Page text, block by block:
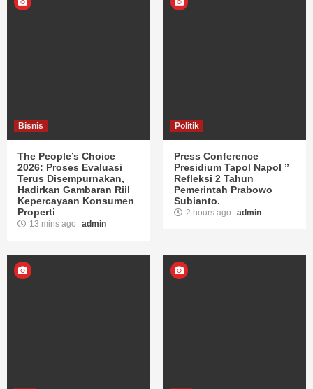
Bisnis
The People’s Choice
2026: Proses Evaluasi
Terus Disempurnakan,
Hadirkan Gambaran Riil
Kepercayaan Konsumen
Properti
13 mins ago admin
Politik
Press Conference
Presidium Tapol Napol ”
Refleksi 2 Tahun
Pemerintah Prabowo
Subianto.
2 hours ago admin